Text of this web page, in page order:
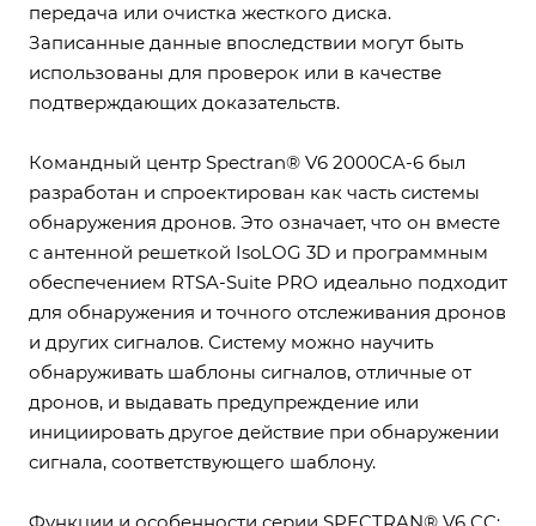
передача или очистка жесткого диска.
Записанные данные впоследствии могут быть
использованы для проверок или в качестве
подтверждающих доказательств.
Командный центр Spectran® V6 2000CA-6 был
разработан и спроектирован как часть системы
обнаружения дронов. Это означает, что он вместе
с антенной решеткой IsoLOG 3D и программным
обеспечением RTSA-Suite PRO идеально подходит
для обнаружения и точного отслеживания дронов
и других сигналов. Систему можно научить
обнаруживать шаблоны сигналов, отличные от
дронов, и выдавать предупреждение или
инициировать другое действие при обнаружении
сигнала, соответствующего шаблону.